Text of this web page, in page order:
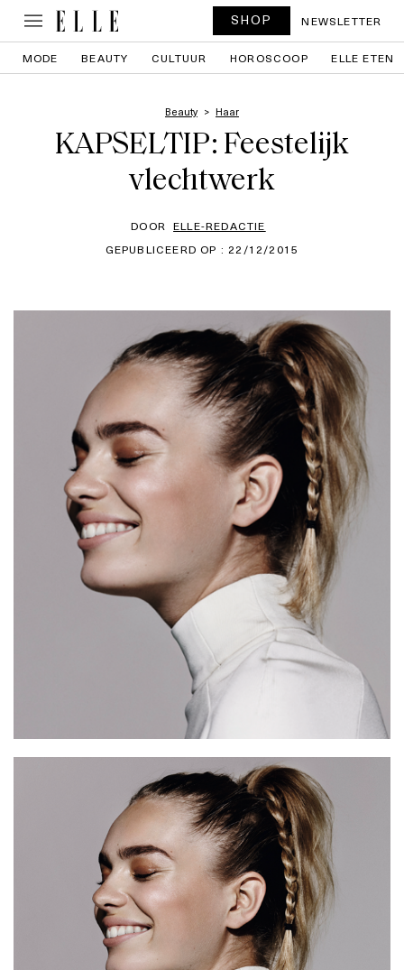
SHOP NEWSLETTER
MODE BEAUTY CULTUUR HOROSCOOP ELLE ETEN
Beauty Haar
KAPSELTIP: Feestelijk
vlechtwerk
DOOR ELLE-REDACTIE
GEPUBLICEERD OP : 22/12/2015